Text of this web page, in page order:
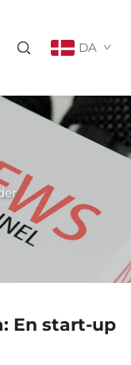
DA
En start-up